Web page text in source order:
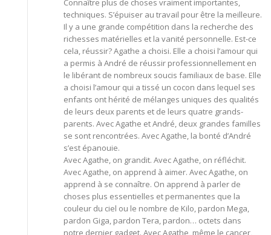
Connaître plus de choses vraiment importantes,
techniques. S’épuiser au travail pour être la meilleure.
Il y a une grande compétition dans la recherche des
richesses matérielles et la vanité personnelle. Est-ce
cela, réussir? Agathe a choisi. Elle a choisi l’amour qui
a permis à André de réussir professionnellement en
le libérant de nombreux soucis familiaux de base. Elle
a choisi l’amour qui a tissé un cocon dans lequel ses
enfants ont hérité de mélanges uniques des qualités
de leurs deux parents et de leurs quatre grands-
parents. Avec Agathe et André, deux grandes familles
se sont rencontrées. Avec Agathe, la bonté d’André
s’est épanouie.
Avec Agathe, on grandit. Avec Agathe, on réfléchit.
Avec Agathe, on apprend à aimer. Avec Agathe, on
apprend à se connaître. On apprend à parler de
choses plus essentielles et permanentes que la
couleur du ciel ou le nombre de Kilo, pardon Mega,
pardon Giga, pardon Tera, pardon… octets dans
notre dernier gadget. Avec Agathe, même le cancer,